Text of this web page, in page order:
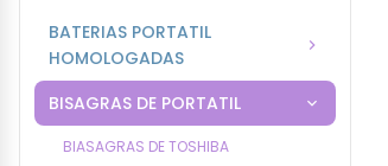
BATERIAS PORTATIL
HOMOLOGADAS
BISAGRAS DE PORTATIL
BIASAGRAS DE TOSHIBA